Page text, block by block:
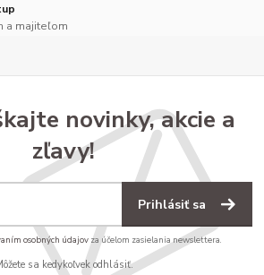
a majiteľom
novinky, akcie a
zľavy!
Prihlásiť sa
osobných údajov za účelom zasielania newslettera.
sa kedykoľvek odhlásiť.